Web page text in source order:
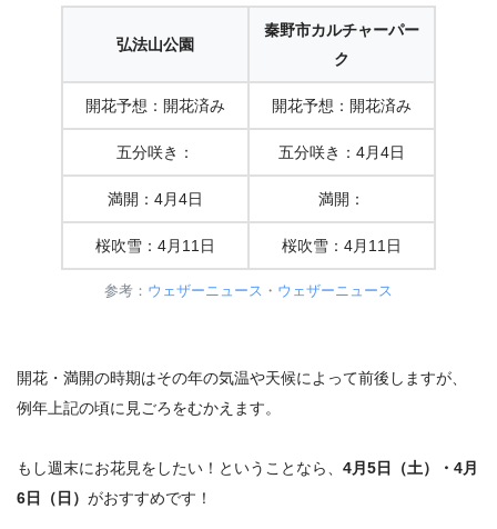
弘法山公園
秦野市カルチャーパー
ク
開花予想：開花済み 開花予想：開花済み
五分咲き： 五分咲き：4月4日
満開： 4月4日 満開：
桜吹雪：4月11日 桜吹雪：4月11日
参考： ウェザーニュース ・ ウェザーニュース
開花・満開の時期はその年の気温や天候によって前後しますが、
例年上記の頃に見ごろをむかえます。
もし週末にお花見をしたい！ということなら、 4月5日（土）・4月
6日（日） がおすすめです！